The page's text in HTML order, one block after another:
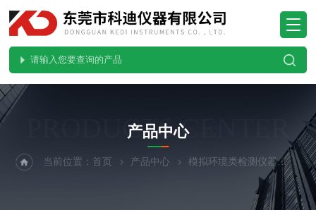
PRODUCTS CENTER
产品中心
当前位置：首页 产品中心 模拟环境类检测仪器 紫